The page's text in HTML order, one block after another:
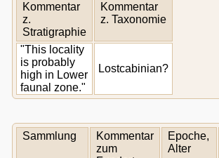
Kommentar
z.
Stratigraphie
Kommentar
z. Taxonomie
"This locality
is probably
high in Lower
faunal zone."
Lostcabinian?
Sammlung
Kommentar
zum
Epoche,
Alter